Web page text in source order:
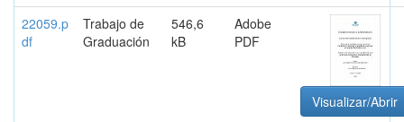
22059.p
df
Trabajo de
Graduación
546,6
kB
Adobe
PDF
Visualizar/Abrir